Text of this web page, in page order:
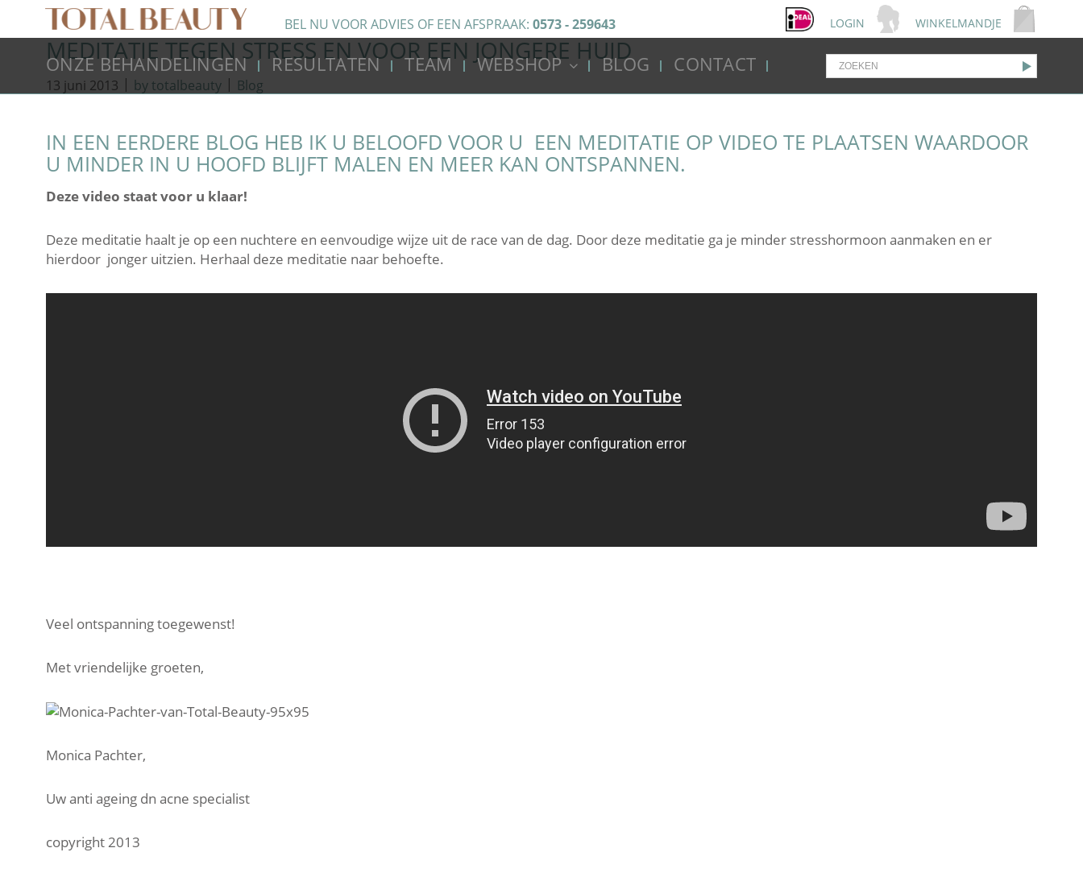
BEL NU VOOR ADVIES OF EEN AFSPRAAK: 0573 - 259643 WINKELMANDJE
LOGIN
ONZE BEHANDELINGEN RESULTATEN TEAM WEBSHOP BLOG CONTACT
MEDITATIE TEGEN STRESS EN VOOR EEN JONGERE HUID
13 juni 2013 | by totalbeauty | Blog
IN EEN EERDERE BLOG HEB IK U BELOOFD VOOR U EEN MEDITATIE OP VIDEO TE PLAATSEN WAARDOOR
U MINDER IN U HOOFD BLIJFT MALEN EN MEER KAN ONTSPANNEN.
Deze video staat voor u klaar!
Deze meditatie haalt je op een nuchtere en eenvoudige wijze uit de race van de dag. Door deze meditatie ga je minder stresshormoon aanmaken en er
hierdoor jonger uitzien. Herhaal deze meditatie naar behoefte.
Veel ontspanning toegewenst!
Met vriendelijke groeten,
Monica Pachter,
Uw anti ageing dn acne specialist
copyright 2013